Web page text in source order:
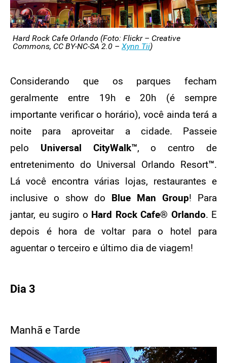
Hard Rock Cafe Orlando (Foto: Flickr – Creative
Commons, CC BY-NC-SA 2.0 – Xynn Tii)
Considerando que os parques fecham
geralmente entre 19h e 20h (é sempre
importante verificar o horário), você ainda terá a
noite para aproveitar a cidade. Passeie
pelo Universal CityWalk™, o centro de
entretenimento do Universal Orlando Resort™.
Lá você encontra várias lojas, restaurantes e
inclusive o show do Blue Man Group! Para
jantar, eu sugiro o Hard Rock Cafe® Orlando. E
depois é hora de voltar para o hotel para
aguentar o terceiro e último dia de viagem!
Dia 3
Manhã e Tarde